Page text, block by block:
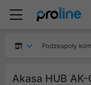
Podzespoły
Akasa HUB